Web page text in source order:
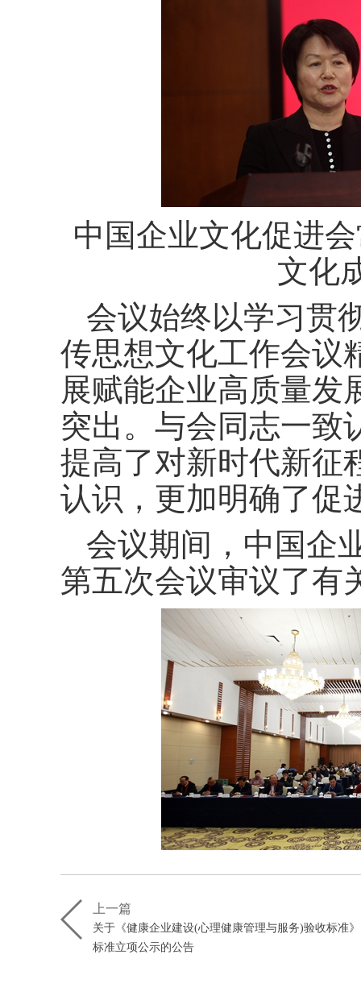
中国企业文化促进
文化
会议始终以学习贯
传思想文化工作会议
展赋能企业高质量发
突出。与会同志一致
提高了对新时代新征
认识，更加明确了促
会议期间，中国企
第五次会议审议了有
上一篇
关于《健康企业建设(心理健康管理与服务)验收标准
标准立项公示的公告